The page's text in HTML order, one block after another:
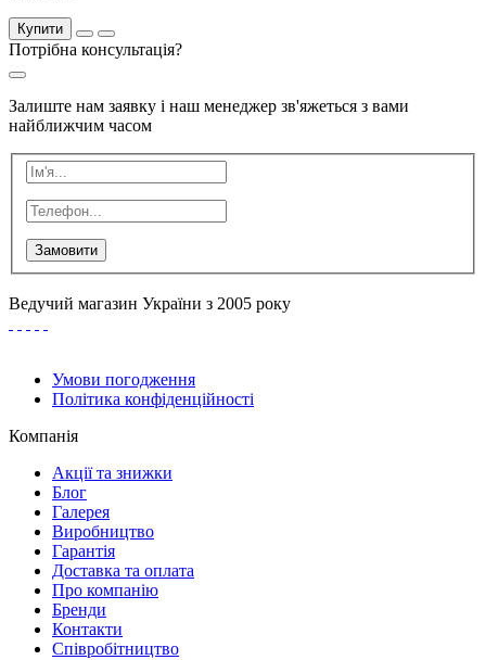
Купити
Потрібна консультація?
Залиште нам заявку і наш менеджер зв'яжеться з вами
найближчим часом
Замовити
Ведучий магазин України з 2005 року
Умови погодження
Політика конфіденційності
Компанія
Акції та знижки
Блог
Галерея
Виробництво
Гарантія
Доставка та оплата
Про компанію
Бренди
Контакти
Співробітництво